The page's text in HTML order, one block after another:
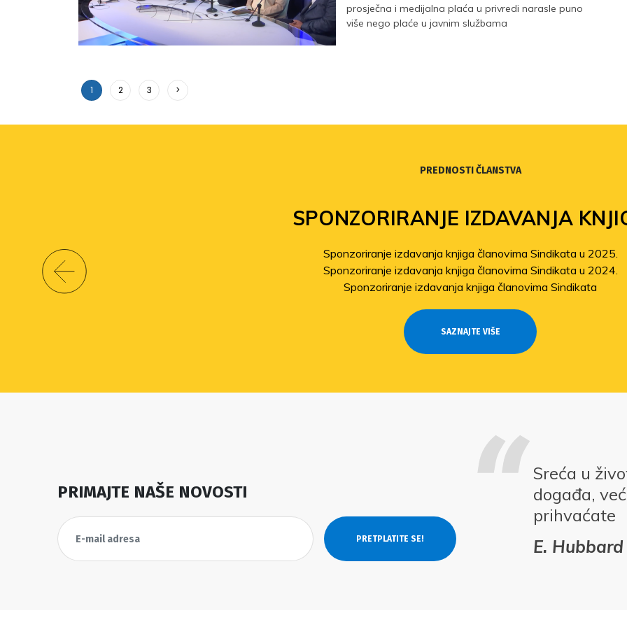
prosječna i medijalna plaća u privredi narasle puno
više nego plaće u javnim službama
1 2 3 >
PREDNOSTI ČLANSTVA
SPONZORIRANJE IZDAVANJA
Sponzoriranje izdavanja knjiga članovima Sindikata u 2025.
Sponzoriranje izdavanja knjiga članovima Sindikata u 2024.
Sponzoriranje izdavanja knjiga članovima Sindikata
SAZNAJTE VIŠE
PRIMAJTE NAŠE NOVOSTI
Sreća u
događa,
prihvaćate
E. Hubbard